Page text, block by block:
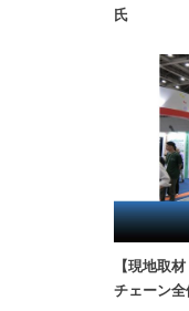
氏
【現地取
チェーン